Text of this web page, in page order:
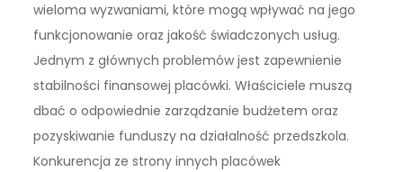
wieloma wyzwaniami, które mogą wpływać na jego
funkcjonowanie oraz jakość świadczonych usług.
Jednym z głównych problemów jest zapewnienie
stabilności finansowej placówki. Właściciele muszą
dbać o odpowiednie zarządzanie budżetem oraz
pozyskiwanie funduszy na działalność przedszkola.
Konkurencja ze strony innych placówek